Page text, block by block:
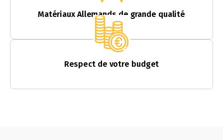
Matériaux Allemands de grande qualité
Respect de votre budget